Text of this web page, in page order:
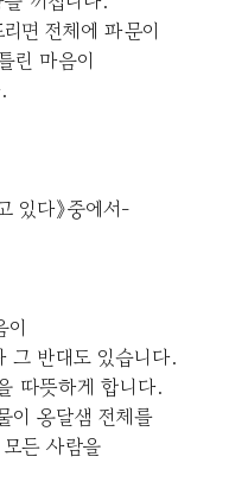
면 전체에 파문이
린 마음이
있다》중에서-
그 반대도 있습니다.
따뜻하게 합니다.
이 옹달샘 전체를
든 사람을